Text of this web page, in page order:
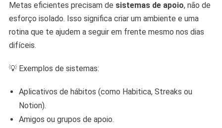
Metas eficientes precisam de sistemas de apoio, não de
esforço isolado. Isso significa criar um ambiente e uma
rotina que te ajudem a seguir em frente mesmo nos dias
difíceis.
💡 Exemplos de sistemas:
Aplicativos de hábitos (como Habitica, Streaks ou
Notion).
Amigos ou grupos de apoio.